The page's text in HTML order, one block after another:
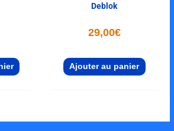
Deblok
29,00€
Ajouter au panier